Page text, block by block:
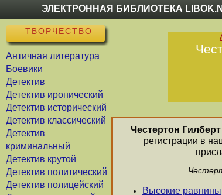
ЭЛЕКТРОННАЯ БИБЛИОТЕКА
ТВОРЧЕСТВО
Античная литература
Боевики
Детектив
Детектив иронический
Детектив исторический
Детектив классический
Детектив
криминальный
Детектив крутой
Детектив политический
Детектив полицейский
Честертон
регистрации в
Высокие равнины